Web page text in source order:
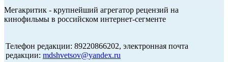
Мегакритик - крупнейший агрегатор рецензий на
кинофильмы в российском интернет-сегменте
Телефон редакции: 89220866202, электронная почта
редакции: mdshvetsov@yandex.ru